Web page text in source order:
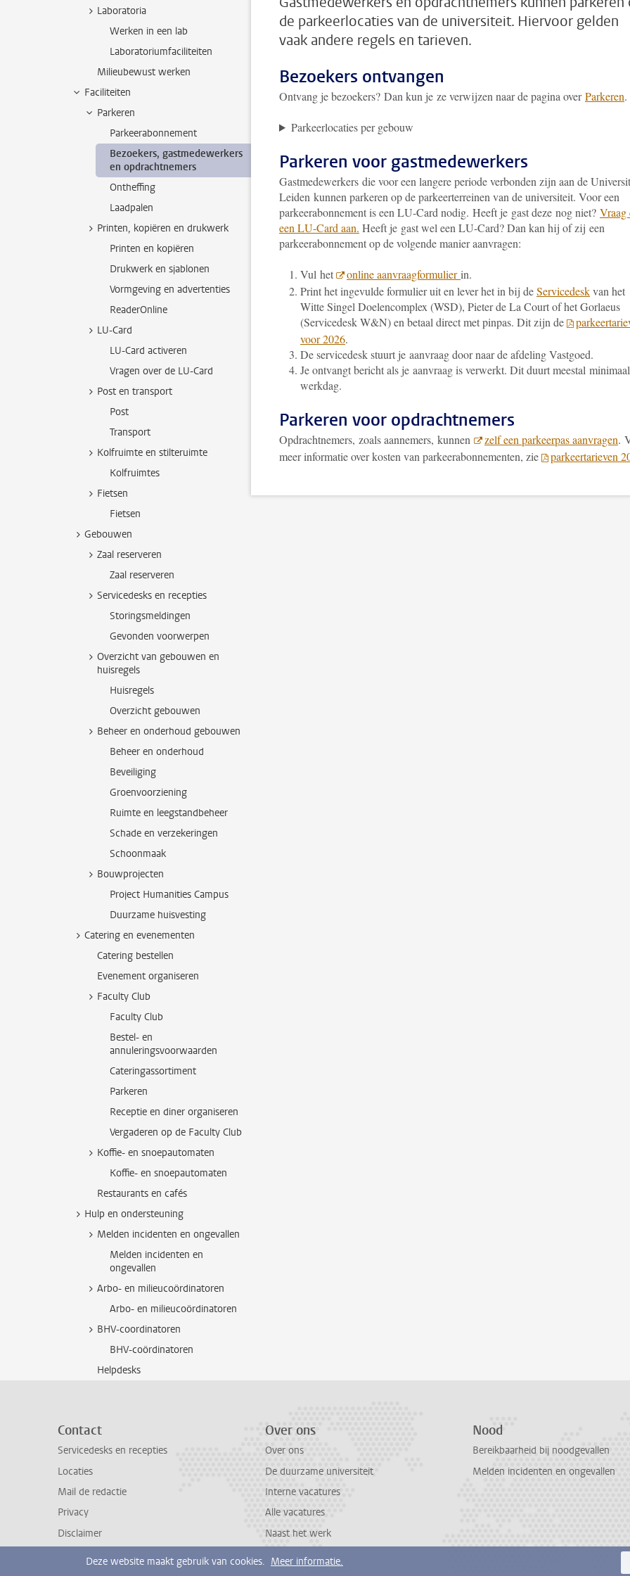
Laboratoria
Werken in een lab
Laboratoriumfaciliteiten
Milieubewust werken
Faciliteiten
Parkeren
Parkeerabonnement
Bezoekers, gastmedewerkers
en opdrachtnemers
Ontheffing
Laadpalen
Printen, kopiëren en drukwerk
Printen en kopiëren
Drukwerk en sjablonen
Vormgeving en advertenties
ReaderOnline
LU-Card
LU-Card activeren
Vragen over de LU-Card
Post en transport
Post
Transport
Kolfruimte en stilteruimte
Kolfruimtes
Fietsen
Fietsen
Gebouwen
Zaal reserveren
Zaal reserveren
Servicedesks en recepties
Storingsmeldingen
Gevonden voorwerpen
Overzicht van gebouwen en
huisregels
Huisregels
Overzicht gebouwen
Beheer en onderhoud gebouwen
Beheer en onderhoud
Beveiliging
Groenvoorziening
Ruimte en leegstandbeheer
Schade en verzekeringen
Schoonmaak
Bouwprojecten
Project Humanities Campus
Duurzame huisvesting
Catering en evenementen
Catering bestellen
Evenement organiseren
Faculty Club
Faculty Club
Bestel- en
annuleringsvoorwaarden
Cateringassortiment
Parkeren
Receptie en diner organiseren
Vergaderen op de Faculty Club
Koffie- en snoepautomaten
Koffie- en snoepautomaten
Restaurants en cafés
Hulp en ondersteuning
Melden incidenten en ongevallen
Melden incidenten en
ongevallen
Arbo- en milieucoördinatoren
Arbo- en milieucoördinatoren
BHV-coordinatoren
BHV-coördinatoren
Helpdesks
de parkeerlocaties van de universiteit. Hiervoor gelden
vaak andere regels en tarieven.
Bezoekers ontvangen
Ontvang je bezoekers? Dan kun je ze verwijzen naar de pagina overParkeren.
Parkeerlocaties per gebouw
Parkeren voor gastmedewerkers
Gastmedewerkers die voor een langere periode verbonden zijn aan de
Leiden kunnen parkeren op de parkeerterreinen van de universiteit. Voor een
parkeerabonnement is een LU-Card nodig. Heeft je gast deze nog niet? Vraag
een LU-Card aan. Heeft je gast wel een LU-Card? Dan kan hij of zij een
parkeerabonnement op de volgende manier aanvragen:
Vul het online aanvraagformulierin.
Print het ingevulde formulier uit en lever het in bij deServicedeskvan het
Witte Singel Doelencomplex (WSD), Pieter de La Court of het Gorlaeus
(Servicedesk W&N) en betaal direct met pinpas. Dit zijn de
voor 2026.
De servicedesk stuurt je aanvraag door naar de afdeling Vastgoed.
Je ontvangt bericht als je aanvraag is verwerkt. Dit duurt meestal
werkdag.
Parkeren voor opdrachtnemers
Opdrachtnemers, zoals aannemers, kunnen zelf een parkeerpas aanvragen.
meer informatie over kosten van parkeerabonnementen, zie
parkeertarieven
Contact
Servicedesks en recepties
Locaties
Mail de redactie
Privacy
Disclaimer
Over ons
Over ons
De duurzame universiteit
Interne vacatures
Alle vacatures
Naast het werk
Nood
Bereikbaarheid bij noodgevallen
Melden incidenten en ongevallen
Deze website maakt gebruik van cookies. Meer informatie.